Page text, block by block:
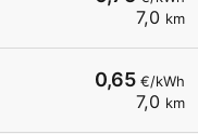
7,0 km
0,65 €/kWh
7,0 km